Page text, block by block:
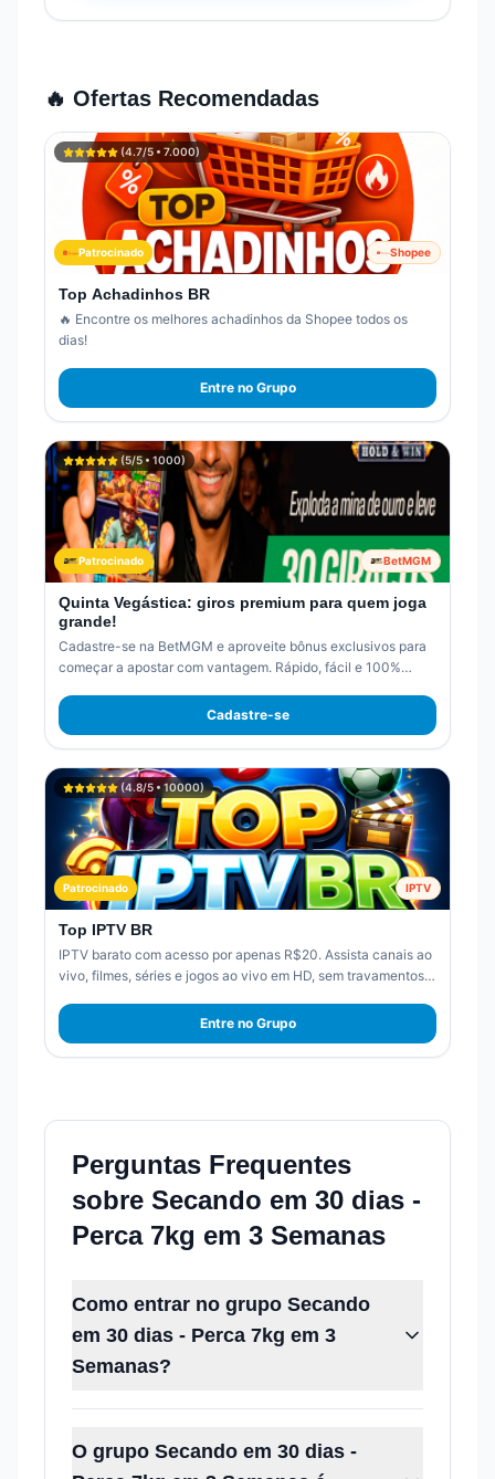
🔥 Ofertas Recomendadas
(4.7/5 • 7.000)
Patrocinado Shopee
Top Achadinhos BR
🔥 Encontre os melhores achadinhos da Shopee todos os
dias!
Entre no Grupo
(5/5 • 1000)
Patrocinado BetMGM
Quinta Vegástica: giros premium para quem joga
grande!
Cadastre-se na BetMGM e aproveite bônus exclusivos para
começar a apostar com vantagem. Rápido, fácil e 100%
Cadastre-se
(4.8/5 •10000)
Patrocinado IPTV
Top IPTV BR
IPTV barato com acesso por apenas R$20. Assista canais ao
vivo, filmes, séries e jogos ao vivo em HD, sem travamentos.
Entre no Grupo
Perguntas Frequentes
sobre Secando em 30 dias -
Perca 7kg em 3 Semanas
Como entrar no grupo Secando
em 30 dias - Perca 7kg em 3
Semanas?
O grupo Secando em 30 dias -